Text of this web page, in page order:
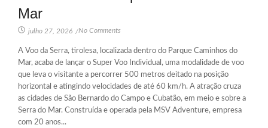
Mar
julho 27, 2026 /No Comments
A Voo da Serra, tirolesa, localizada dentro do Parque Caminhos do
Mar, acaba de lançar o Super Voo Individual, uma modalidade de voo
que leva o visitante a percorrer 500 metros deitado na posição
horizontal e atingindo velocidades de até 60 km/h. A atração cruza
as cidades de São Bernardo do Campo e Cubatão, em meio e sobre a
Serra do Mar. Construída e operada pela MSV Adventure, empresa
com 20 anos...